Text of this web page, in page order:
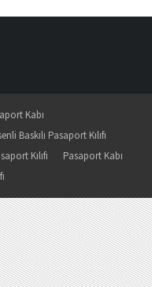
Kabı
Baskılı Pasaport Kılıfı
Kılıfı
Pasaport Kabı